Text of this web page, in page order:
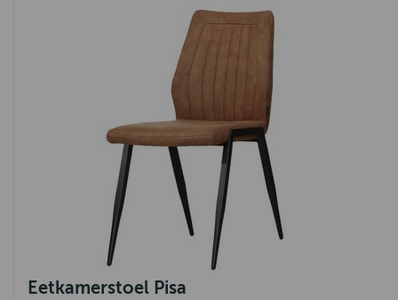
Eetkamerstoel Pisa